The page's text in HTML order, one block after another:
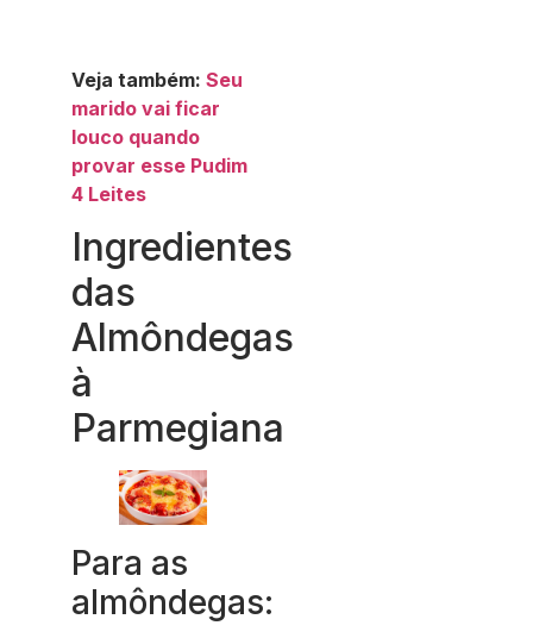
Veja também: Seu
marido vai ficar
louco quando
provar esse Pudim
4 Leites
Ingredientes
das
Almôndegas
à
Parmegiana
Para as
almôndegas: